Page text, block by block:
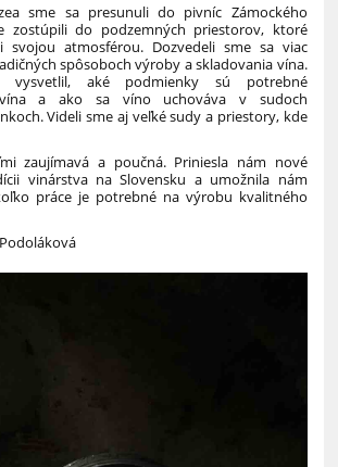
sme sa presunuli do pivníc Zámockého
zostúpili do podzemných priestorov, ktoré
svojou atmosférou. Dozvedeli sme sa viac
spôsoboch výroby a skladovania vína.
vysvetlil, aké podmienky sú potrebné
a ako sa víno uchováva v sudoch
Videli sme aj veľké sudy a priestory, kde
zaujímavá a poučná. Priniesla nám nové
vinárstva na Slovensku a umožnila nám
práce je potrebné na výrobu kvalitného